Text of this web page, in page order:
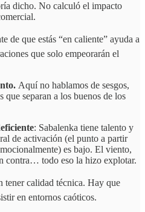
dicho. No calculó el impacto
de que estás “en caliente” ayuda a
que solo empeorarán el
Aquí no hablamos de sesgos,
que separan a los buenos de los
: Sabalenka tiene talento y
de activación (el punto a partir
es bajo. El viento,
contra… todo eso la hizo explotar.
tener calidad técnica. Hay que
en entornos caóticos.